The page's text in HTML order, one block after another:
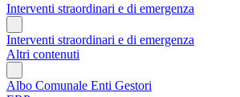
Interventi straordinari e di emergenza
Interventi straordinari e di emergenza
Altri contenuti
Albo Comunale Enti Gestori